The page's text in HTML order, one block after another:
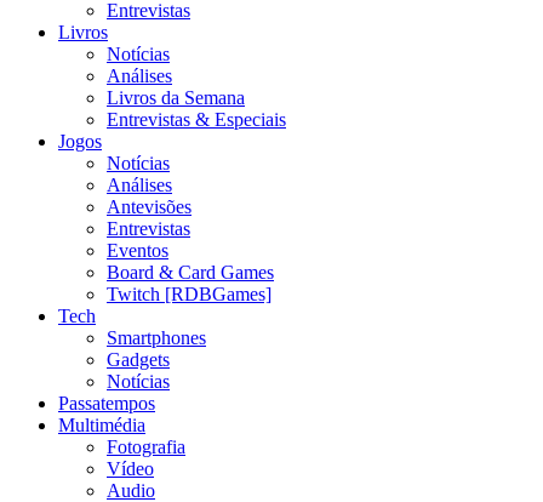
Entrevistas
Livros
Notícias
Análises
Livros da Semana
Entrevistas & Especiais
Jogos
Notícias
Análises
Antevisões
Entrevistas
Eventos
Board & Card Games
Twitch [RDBGames]
Tech
Smartphones
Gadgets
Notícias
Passatempos
Multimédia
Fotografia
Vídeo
Audio